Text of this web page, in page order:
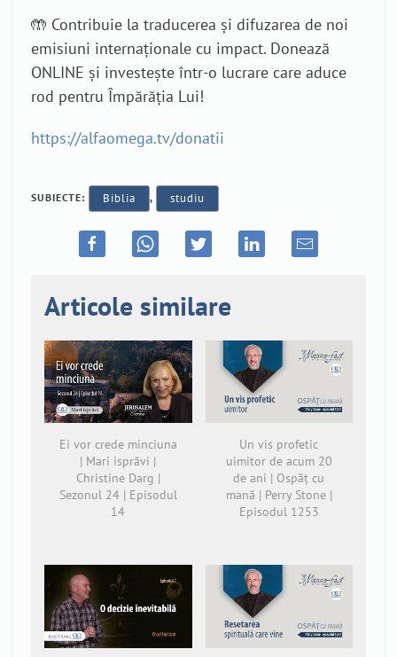
🤲 Contribuie la traducerea și difuzarea de noi
emisiuni internaționale cu impact. Donează
ONLINE și investește într-o lucrare care aduce
rod pentru Împărăția Lui!
https://alfaomega.tv/donatii
SUBIECTE: Biblia , studiu
Articole similare
Ei vor crede minciuna
| Mari isprăvi |
Christine Darg |
Sezonul 24 | Episodul
14
Un vis profetic
uimitor de acum 20
de ani | Ospăț cu
mană | Perry Stone |
Episodul 1253